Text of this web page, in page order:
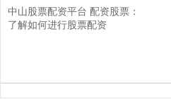
中山股票配资平台 配资股票：
了解如何进行股票配资